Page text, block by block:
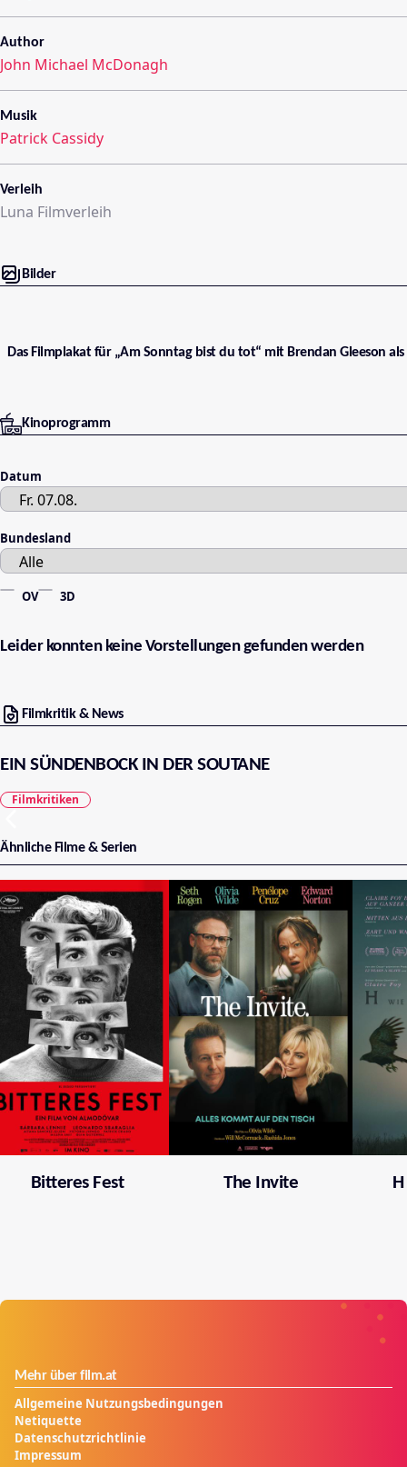
Author
John Michael McDonagh
Musik
Patrick Cassidy
Verleih
Luna Filmverleih
Bilder
Das Filmplakat für „Am Sonntag bist du tot“ mit Brendan Gleeson
Kinoprogramm
Datum
Bundesland
OV 3D
Leider konnten keine Vorstellungen gefunden werden
Filmkritik & News
EIN SÜNDENBOCK IN DER SOUTANE
Filmkritiken
Ähnliche Filme & Serien
Bitteres Fest The Invite
Mehr über film.at
Allgemeine Nutzungsbedingungen
Netiquette
Datenschutzrichtlinie
Impressum